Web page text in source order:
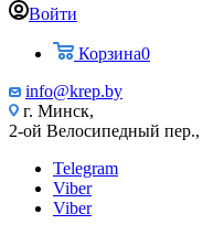
Войти
Корзина0
info@krep.by
г. Минск,
2-ой Велосипедный пер.,
Telegram
Viber
Viber